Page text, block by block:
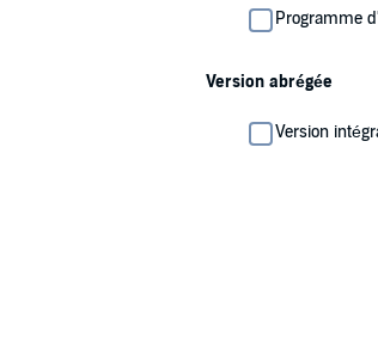
Programme
Version abrégée
Version